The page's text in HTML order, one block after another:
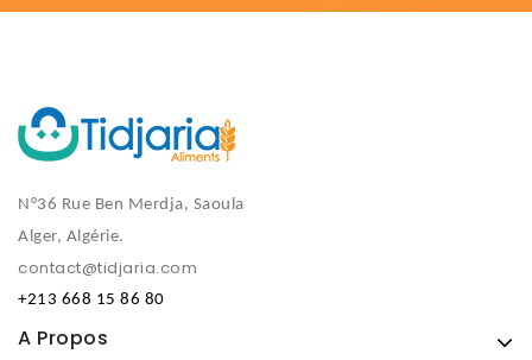
N°36 Rue Ben Merdja, Saoula
Alger, Algérie.
contact@tidjaria.com
+213 668 15 86 80
A Propos